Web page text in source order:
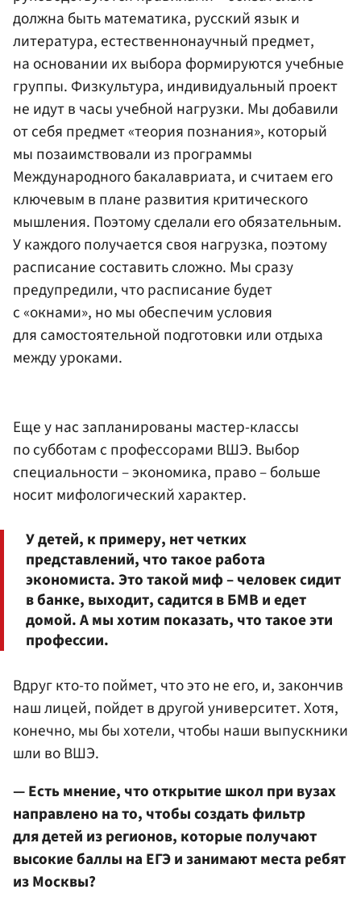
должна быть математика, русский язык и
литература, естественнонаучный предмет,
на основании их выбора формируются учебные
группы. Физкультура, индивидуальный проект
не идут в часы учебной нагрузки. Мы добавили
от себя предмет «теория познания», который
мы позаимствовали из программы
Международного бакалавриата, и считаем его
ключевым в плане развития критического
мышления. Поэтому сделали его обязательным.
У каждого получается своя нагрузка, поэтому
расписание составить сложно. Мы сразу
предупредили, что расписание будет
с «окнами», но мы обеспечим условия
для самостоятельной подготовки или отдыха
между уроками.
Еще у нас запланированы мастер-классы
по субботам с профессорами ВШЭ. Выбор
специальности – экономика, право – больше
носит мифологический характер.
У детей, к примеру, нет четких
представлений, что такое работа
экономиста. Это такой миф – человек сидит
в банке, выходит, садится в БМВ и едет
домой. А мы хотим показать, что такое эти
профессии.
Вдруг кто-то поймет, что это не его, и, закончив
наш лицей, пойдет в другой университет. Хотя,
конечно, мы бы хотели, чтобы наши выпускники
шли во ВШЭ.
— Есть мнение, что открытие школ при вузах
направлено на то, чтобы создать фильтр
для детей из регионов, которые получают
высокие баллы на ЕГЭ и занимают места ребят
из Москвы?